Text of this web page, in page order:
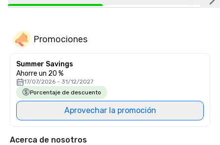
Promociones
Summer Savings
Ahorre un 20 %
17/07/2026 - 31/12/2027
Porcentaje de descuento
Aprovechar la promoción
Acerca de nosotros